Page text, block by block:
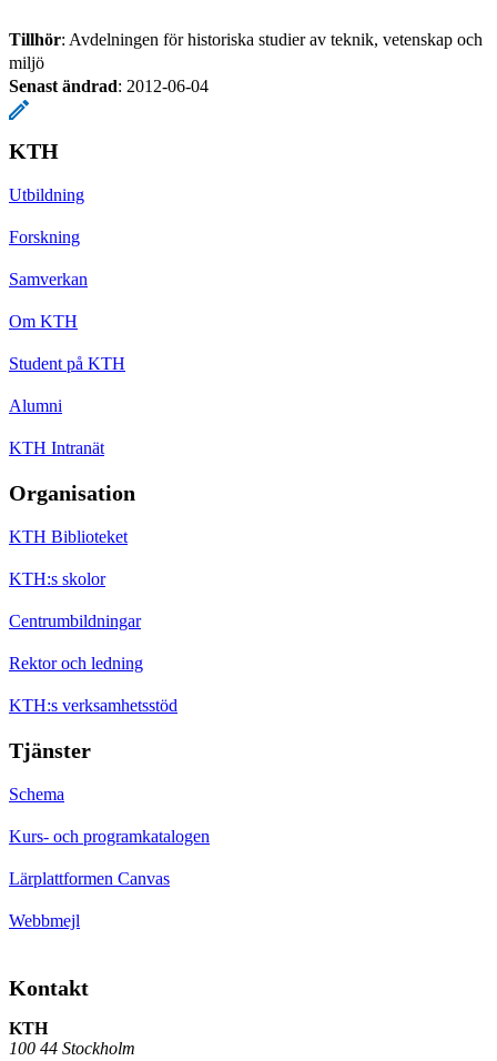
Tillhör: Avdelningen för historiska studier av teknik, vetenskap och
miljö
Senast ändrad: 2012-06-04
KTH
Utbildning
Forskning
Samverkan
Om KTH
Student på KTH
Alumni
KTH Intranät
Organisation
KTH Biblioteket
KTH:s skolor
Centrumbildningar
Rektor och ledning
KTH:s verksamhetsstöd
Tjänster
Schema
Kurs- och programkatalogen
Lärplattformen Canvas
Webbmejl
Kontakt
KTH
100 44 Stockholm